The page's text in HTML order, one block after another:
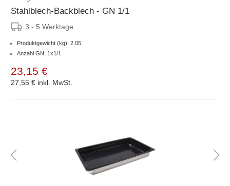
Stahlblech-Backblech - GN 1/1
3 - 5 Werktage
Produktgewicht (kg): 2.05
Anzahl GN: 1x1/1
23,15 €
27,55 € inkl. MwSt.